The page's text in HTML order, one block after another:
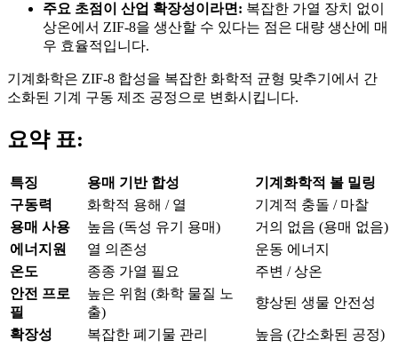
주요 초점이 산업 확장성이라면: 복잡한 가열 장치 없이
상온에서 ZIF-8을 생산할 수 있다는 점은 대량 생산에 매
우 효율적입니다.
기계화학은 ZIF-8 합성을 복잡한 화학적 균형 맞추기에서 간
소화된 기계 구동 제조 공정으로 변화시킵니다.
요약 표:
특징 용매 기반 합성
기계화학적 볼 밀링
구동력
화학적 용해 / 열
기계적 충돌 / 마찰
용매 사용
높음 (독성 유기 용매)
거의 없음 (용매 없음)
에너지원
열 의존성
운동 에너지
온도
종종 가열 필요
주변 / 상온
안전 프로
필
높은 위험 (화학 물질 노
출)
향상된 생물 안전성
확장성 복잡한 폐기물 관리 높음 (간소화된 공정)